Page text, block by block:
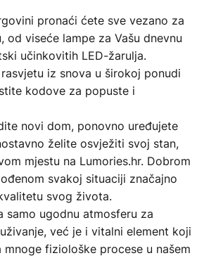
pronaći ćete sve vezano za
od viseće lampe za Vašu dnevnu
učinkovitih LED-žarulja.
iz snova u širokoj ponudi
kodove za popuste i
novi dom, ponovno uređujete
želite osvježiti svoj stan,
mjestu na Lumories.hr. Dobrom
svakoj situaciji značajno
svog života.
samo ugodnu atmosferu za
već je i vitalni element koji
fiziološke procese u našem